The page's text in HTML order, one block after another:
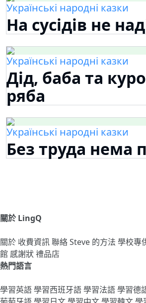
Українські народні казки
На сусідів не
Українські народні казки
Дід, баба та
ряба
Українські народні казки
Без труда нема
關於 LingQ
關於 收費資訊聯絡Steve 的方法 學校專
館 感謝狀禮品店
熱門語言
學習英語學習西班牙語學習法語學習德